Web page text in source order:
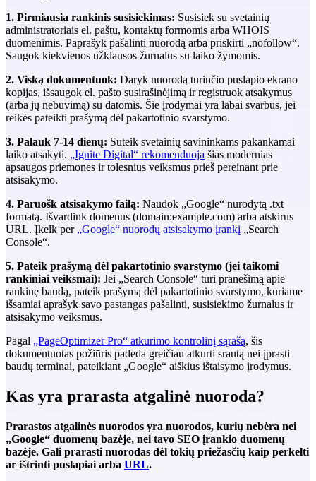
1. Pirmiausia rankinis susisiekimas: Susisiek su svetainių
administratoriais el. paštu, kontaktų formomis arba WHOIS
duomenimis. Paprašyk pašalinti nuorodą arba priskirti „nofollow“.
Saugok kiekvienos užklausos žurnalus su laiko žymomis.
2. Viską dokumentuok: Daryk nuorodą turinčio puslapio ekrano
kopijas, išsaugok el. pašto susirašinėjimą ir registruok atsakymus
(arba jų nebuvimą) su datomis. Šie įrodymai yra labai svarbūs, jei
reikės pateikti prašymą dėl pakartotinio svarstymo.
3. Palauk 7-14 dienų: Suteik svetainių savininkams pakankamai
laiko atsakyti. „Ignite Digital“ rekomenduoja šias modernias
apsaugos priemones ir tolesnius veiksmus prieš pereinant prie
atsisakymo.
4. Paruošk atsisakymo failą: Naudok „Google“ nurodytą .txt
formatą. Išvardink domenus (domain:example.com) arba atskirus
URL. Įkelk per „Google“ nuorodų atsisakymo įrankį „Search
Console“.
5. Pateik prašymą dėl pakartotinio svarstymo (jei taikomi
rankiniai veiksmai): Jei „Search Console“ turi pranešimą apie
rankinę baudą, pateik prašymą dėl pakartotinio svarstymo, kuriame
išsamiai aprašyk savo pastangas pašalinti, susisiekimo žurnalus ir
atsisakymo veiksmus.
Pagal „PageOptimizer Pro“ atkūrimo kontrolinį sąrašą, šis
dokumentuotas požiūris padeda greičiau atkurti srautą nei įprasti
baudų terminai, pateikiant „Google“ aiškius ištaisymo įrodymus.
Kas yra prarasta atgalinė nuoroda?
Prarastos atgalinės nuorodos yra nuorodos, kurių nebėra nei
„Google“ duomenų bazėje, nei tavo SEO įrankio duomenų
bazėje. Gali prarasti nuorodas dėl tokių priežasčių kaip perkelti
ar ištrinti puslapiai arba URL.